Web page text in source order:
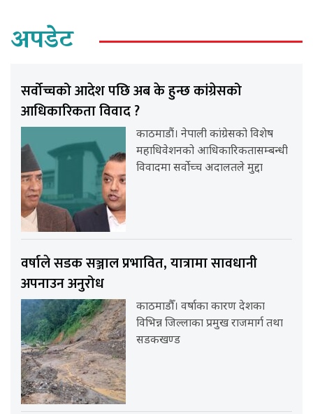
अपडेट
सर्वोच्चको आदेश पछि अब के हुन्छ कांग्रेसको
आधिकारिकता विवाद ?
काठमाडौं। नेपाली कांग्रेसको विशेष
महाधिवेशनको आधिकारिकतासम्बन्धी
विवादमा सर्वोच्च अदालतले मुद्दा
वर्षाले सडक सञ्जाल प्रभावित, यात्रामा सावधानी
अपनाउन अनुरोध
काठमाडौँ। वर्षाका कारण देशका
विभिन्न जिल्लाका प्रमुख राजमार्ग तथा
सडकखण्ड